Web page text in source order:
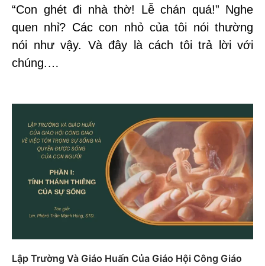
“Con ghét đi nhà thờ! Lễ chán quá!” Nghe
quen nhỉ? Các con nhỏ của tôi nói thường
nói như vậy. Và đây là cách tôi trả lời với
chúng.…
Lập Trường Và Giáo Huấn Của Giáo Hội Công Giáo